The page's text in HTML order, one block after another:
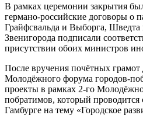
В рамках церемонии закрытия
германо-российские договоры о
Грайфсвальда и Выборга, Шведта
Звенигорода подписали
присутствии обоих министров
После вручения почётных грамот
Молодёжного форума городов-
проекты в рамках 2-го
побратимов, который проводится
Гамбурге на тему «Городское